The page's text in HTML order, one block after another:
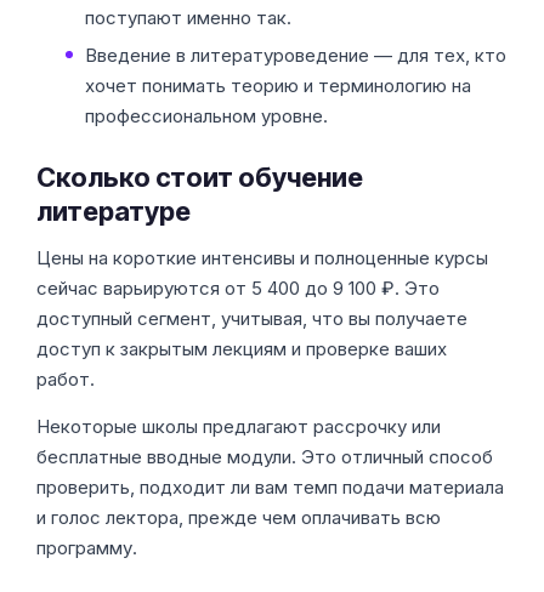
поступают именно так.
Введение в литературоведение — для тех, кто
хочет понимать теорию и терминологию на
профессиональном уровне.
Сколько стоит обучение
литературе
Цены на короткие интенсивы и полноценные курсы
сейчас варьируются от 5 400 до 9 100 ₽. Это
доступный сегмент, учитывая, что вы получаете
доступ к закрытым лекциям и проверке ваших
работ.
Некоторые школы предлагают рассрочку или
бесплатные вводные модули. Это отличный способ
проверить, подходит ли вам темп подачи материала
и голос лектора, прежде чем оплачивать всю
программу.